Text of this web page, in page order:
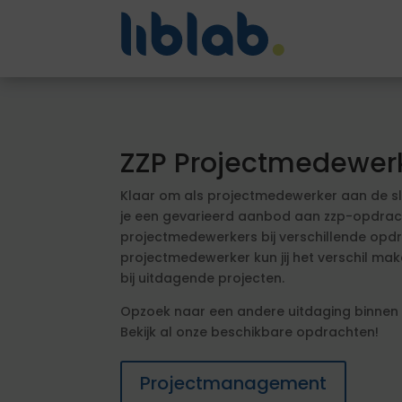
ZZP
Klaar om als projectmedewerker aan de
je een gevarieerd aanbod aan zzp-
projectmedewerkers bij verschillende
projectmedewerker kun jij het verschil
bij uitdagende projecten.
Opzoek naar een andere uitdaging binnen
Bekijk al onze beschikbare opdrachten!
Projectmanagement